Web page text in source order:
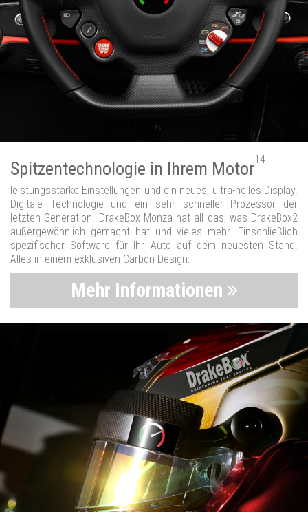
Spitzentechnologie in Ihrem Motor14
leistungsstarke Einstellungen und ein neues, ultra-helles Display.
Digitale Technologie und ein sehr schneller Prozessor der
letzten Generation. DrakeBox Monza hat all das, was DrakeBox2
außergewöhnlich gemacht hat und vieles mehr. Einschließlich
spezifischer Software für Ihr Auto auf dem neuesten Stand.
Alles in einem exklusiven Carbon-Design.
Mehr Informationen